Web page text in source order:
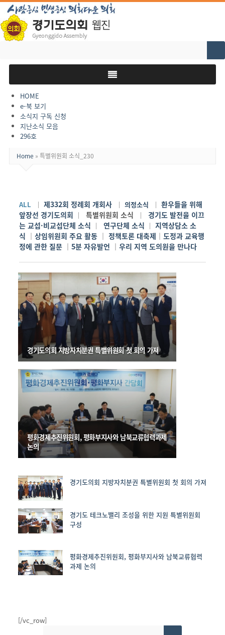
HOME
e-북 보기
소식지 구독 신청
지난소식 모음
296호
Home » 특별위원회 소식_230
ALL ｜ 제332회 정례회 개회사 ｜ 의정소식 ｜ 환우들을 위해
앞장선 경기도의회 ｜ 특별위원회 소식 ｜
경기도 발전을 이끄
는 교섭·비교섭단체 소식 ｜ 연구단체 소식 ｜ 지역상담소 소
식 ｜ 상임위원회 주요 활동 ｜ 정책토론 대축제 ｜ 도정과 교육행
정에 관한 질문 ｜ 5분 자유발언 ｜ 우리 지역 도의원을 만나다
경기도의회 지방자치분권 특별위원회 첫 회의 가져
평화경제추진위원회, 평화부지사와 남북교류협력과제
논의
경기도의회 지방자치분권 특별위원회 첫 회의 가져
경기도 테크노밸리 조성을 위한 지원 특별위원회
구성
평화경제추진위원회, 평화부지사와 남북교류협력
과제 논의
[/vc_row]
Sidebar